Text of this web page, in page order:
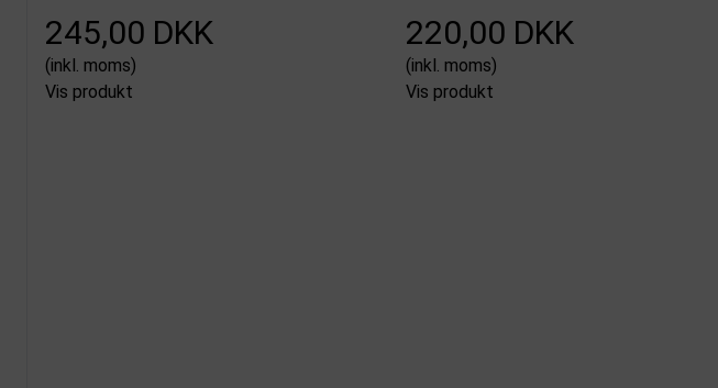
245,00 DKK
(inkl. moms)
Vis produkt
220,00 DKK
(inkl. moms)
Vis produkt